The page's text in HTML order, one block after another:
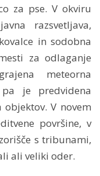
za pse. V okviru
razsvetljava,
in sodobna
za odlaganje
meteorna
je predvidena
V novem
površine, v
s tribunami,
ali veliki oder.